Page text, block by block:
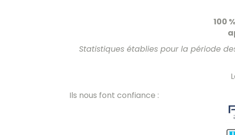
100
Statistiques établies pour la période
Ils nous font confiance :